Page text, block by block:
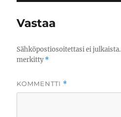
Vastaa
Sähköpostiosoitettasi ei julkaista.
merkitty*
KOMMENTTI *